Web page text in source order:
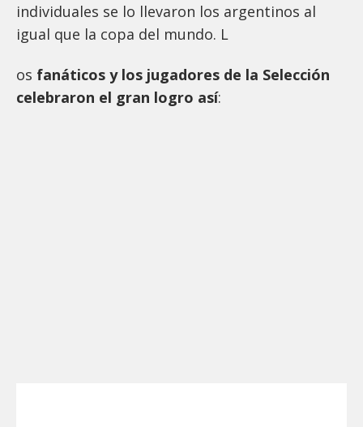
individuales se lo llevaron los argentinos al
igual que la copa del mundo. L
os fanáticos y los jugadores de la Selección
celebraron el gran logro así: